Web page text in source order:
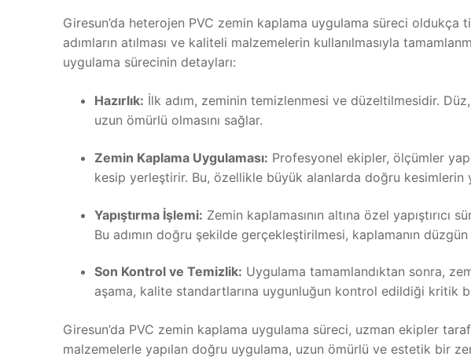
Giresun’da heterojen PVC zemin kaplama uygulama süreci
adımların atılması ve kaliteli malzemelerin kullanılmasıyla
uygulama sürecinin detayları:
Hazırlık: İlk adım, zeminin temizlenmesi ve düzeltilmesidir.
uzun ömürlü olmasını sağlar.
Zemin Kaplama Uygulaması: Profesyonel ekipler, ölçümler
kesip yerleştirir. Bu, özellikle büyük alanlarda doğru kesimlerin
Yapıştırma İşlemi: Zemin kaplamasının altına özel yapıştırıcı
Bu adımın doğru şekilde gerçekleştirilmesi, kaplamanın düzgün
Son Kontrol ve Temizlik: Uygulama tamamlandıktan sonra,
aşama, kalite standartlarına uygunluğun kontrol edildiği kritik
Giresun’da PVC zemin kaplama uygulama süreci, uzman ekipler
malzemelerle yapılan doğru uygulama, uzun ömürlü ve estetik bir